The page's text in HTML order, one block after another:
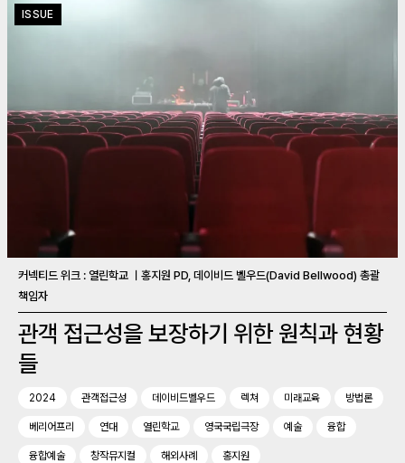
ISSUE
커넥티드 위크 : 열린학교 ㅣ홍지원 PD, 데이비드 벨우드(David Bellwood) 총괄
책임자
관객 접근성을 보장하기 위한 원칙과 현황
들
2024 관객접근성 데이비드벨우드 렉쳐 미래교육 방법론
베리어프리 연대 열린학교 영국국립극장 예술 융합
융합예술 창작뮤지컬 해외사례 홍지원